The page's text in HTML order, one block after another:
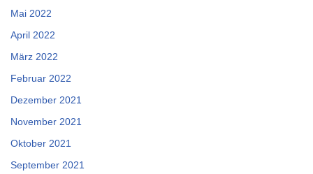
Mai 2022
April 2022
März 2022
Februar 2022
Dezember 2021
November 2021
Oktober 2021
September 2021